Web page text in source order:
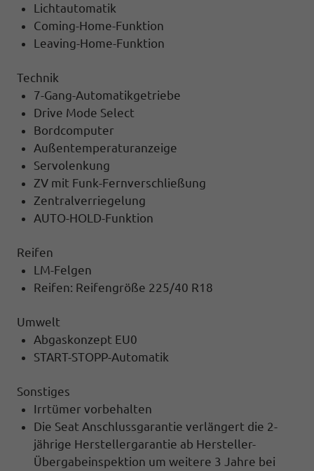
Lichtautomatik
Coming-Home-Funktion
Leaving-Home-Funktion
Technik
7-Gang-Automatikgetriebe
Drive Mode Select
Bordcomputer
Außentemperaturanzeige
Servolenkung
ZV mit Funk-Fernverschließung
Zentralverriegelung
AUTO-HOLD-Funktion
Reifen
LM-Felgen
Reifen: Reifengröße 225/40 R18
Umwelt
Abgaskonzept EU0
START-STOPP-Automatik
Sonstiges
Irrtümer vorbehalten
Die Seat Anschlussgarantie verlängert die 2-
jährige Herstellergarantie ab Hersteller-
Übergabeinspektion um weitere 3 Jahre bei